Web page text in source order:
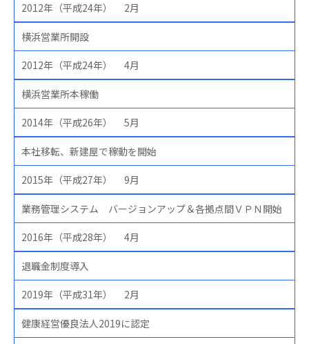
2012年（平成24年） 2月
横浜営業所開設
2012年（平成24年） 4月
横浜営業所本稼働
2014年（平成26年） 5月
本社移転、新建屋で稼動を開始
2015年（平成27年） 9月
業務管理システム バージョンアップ＆各拠点間ＶＰＮ開始
2016年（平成28年） 4月
退職金制度導入
2019年（平成31年） 2月
健康経営優良法人2019に認定